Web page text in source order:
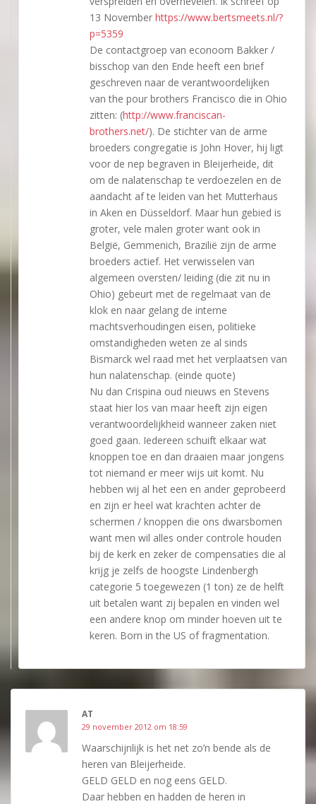
13 November https://www.bertsmeets.nl/?
p=5359
De contactgroep van econoom Bakker /
bisschop van den Ende heeft een brief
geschreven naar de verantwoordelijken
van the pour brothers Francisco die in Ohio
zitten: (http://www.franciscan-
brothers.net/). De stichter van de arme
broeders congregatie is John Hover, hij ligt
voor de nep begraven in Bleijerheide, dit
om de nalatenschap te verdoezelen en de
aandacht af te leiden van het Mutterhaus
in Aken en Düsseldorf. Maar hun gebied is
groter, vele malen groter want ook in
België, Gemmenich, Brazilië zijn de arme
broeders actief. Het verwisselen van
algemeen oversten/ leiding (die zit nu in
Ohio) gebeurt met de regelmaat van de
klok en naar gelang de interne
machtsverhoudingen eisen, politieke
omstandigheden weten ze al sinds
Bismarck wel raad met het verplaatsen van
hun nalatenschap. (einde quote)
Nu dan Crispina oud nieuws en Stevens
staat hier los van maar heeft zijn eigen
verantwoordelijkheid wanneer zaken niet
goed gaan. Iedereen schuift elkaar wat
knoppen toe en dan draaien maar jongens
tot niemand er meer wijs uit komt. Nu
hebben wij al het een en ander geprobeerd
en zijn er heel wat krachten achter de
schermen / knoppen die ons dwarsbomen
want men wil alles onder controle houden
bij de kerk en zeker de compensaties die al
krijg je zelfs de hoogste Lindenbergh
categorie 5 toegewezen (1 ton) ze de helft
uit betalen want zij bepalen en vinden wel
een andere knop om minder hoeven uit te
keren. Born in the US of fragmentation.
AT
29 november 2012 om 18:59
Waarschijnlijk is het net zo’n bende als de
heren van Bleijerheide.
GELD GELD en nog eens GELD.
Daar hebben en hadden de heren in